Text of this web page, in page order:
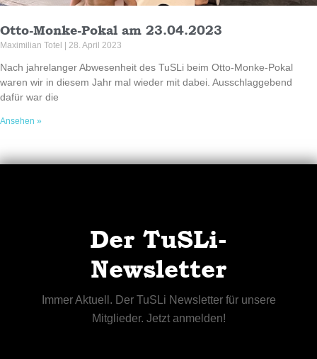
Otto-Monke-Pokal am 23.04.2023
Maximilian Totel 28. April 2023
Nach jahrelanger Abwesenheit des TuSLi beim Otto-Monke-Pokal
waren wir in diesem Jahr mal wieder mit dabei. Ausschlaggebend
dafür war die
Ansehen »
Der TuSLi-
Newsletter
Immer Aktuell. Der TuSLi Newsletter für unsere
Mitglieder. Jetzt anmelden!